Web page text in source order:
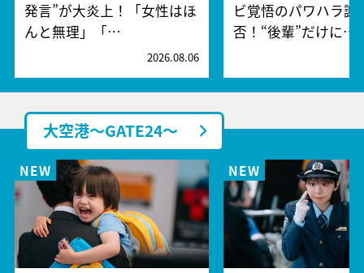
発言”が大炎上！「女性はほ
んと無理」「…
2026.08.06
ビ覚悟のパワハラ謝
否！“後輩”だけに…
大空港～GATE24～